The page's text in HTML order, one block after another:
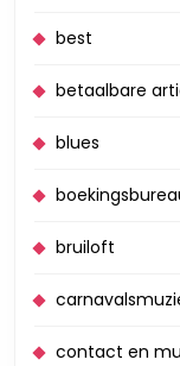
best
betaalbare
blues
bruiloft
contact en